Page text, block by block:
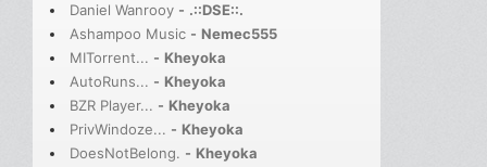
Daniel Wanrooy - .::DSE::.
Ashampoo Music - Nemec555
MITorrent... - Kheyoka
AutoRuns... - Kheyoka
BZR Player... - Kheyoka
PrivWindoze... - Kheyoka
DoesNotBelong. - Kheyoka